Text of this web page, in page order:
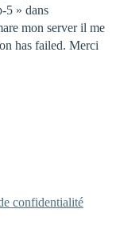
5 » dans
mon server il me
has failed. Merci
confidentialité